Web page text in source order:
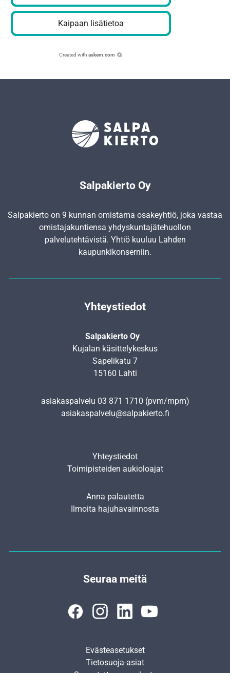
Kaipaan lisätietoa
Created with askem.com
Salpakierto Oy
Salpakierto on 9 kunnan omistama osakeyhtiö, joka vastaa
omistajakuntiensa yhdyskunta­jätehuollon
palvelutehtävistä. Yhtiö kuuluu Lahden
kaupunkikonserniin.
Yhteystiedot
Salpakierto Oy
Kujalan käsittelykeskus
Sapelikatu 7
15160 Lahti
asiakaspalvelu 03 871 1710 (pvm/mpm)
asiakaspalvelu@salpakierto.fi
Yhteystiedot
Toimipisteiden aukioloajat
Anna palautetta
Ilmoita hajuhavainnosta
Seuraa meitä
Evästeasetukset
Tietosuoja-asiat